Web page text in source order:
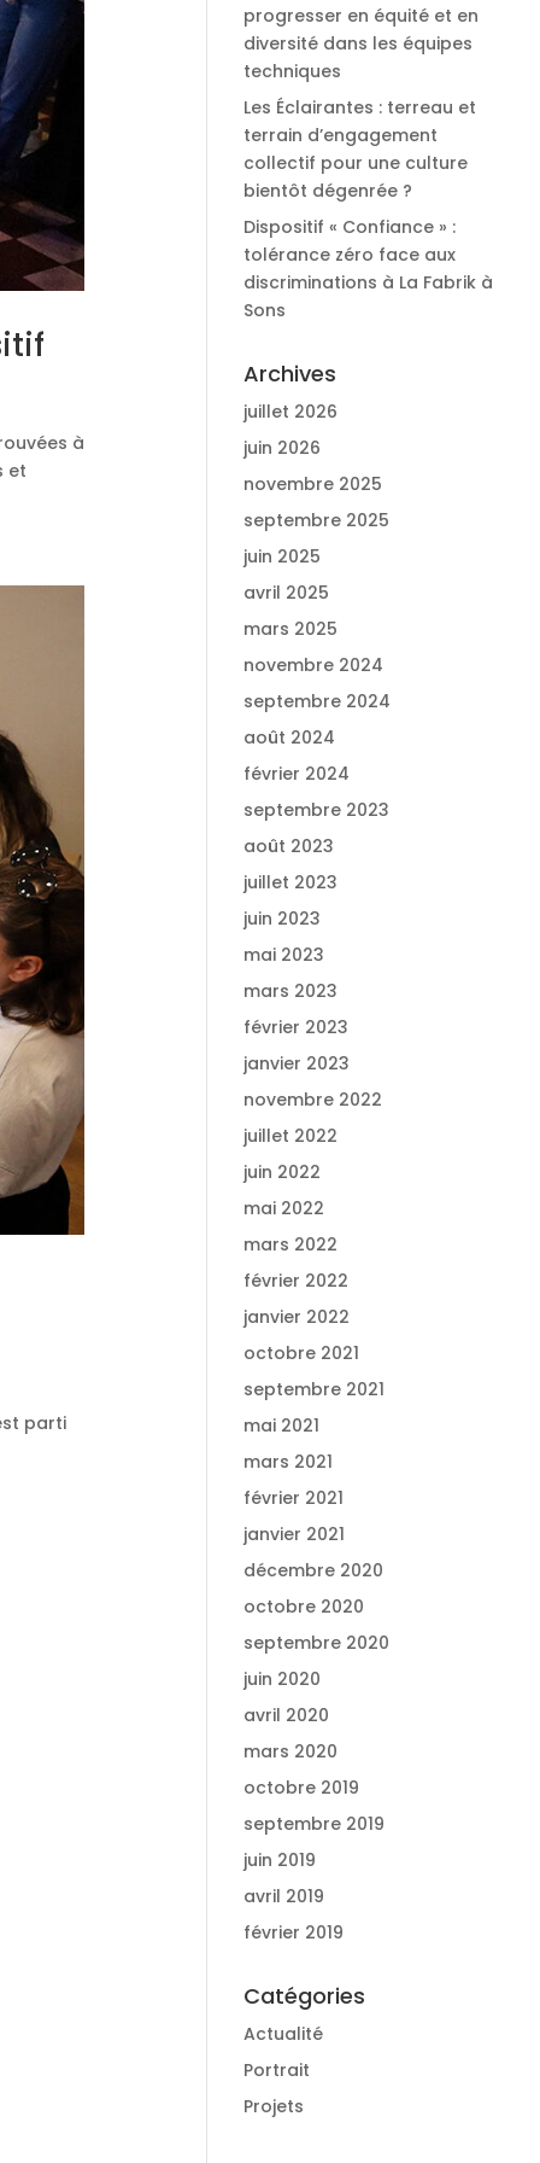
à
et
parti
progresser en équité et en
diversité dans les équipes
techniques
Les Éclairantes : terreau et
terrain d’engagement
collectif pour une culture
bientôt dégenrée ?
Dispositif « Confiance » :
tolérance zéro face aux
discriminations à La Fabrik à
Sons
Archives
juillet 2026
juin 2026
novembre 2025
septembre 2025
juin 2025
avril 2025
mars 2025
novembre 2024
septembre 2024
août 2024
février 2024
septembre 2023
août 2023
juillet 2023
juin 2023
mai 2023
mars 2023
février 2023
janvier 2023
novembre 2022
juillet 2022
juin 2022
mai 2022
mars 2022
février 2022
janvier 2022
octobre 2021
septembre 2021
mai 2021
mars 2021
février 2021
janvier 2021
décembre 2020
octobre 2020
septembre 2020
juin 2020
avril 2020
mars 2020
octobre 2019
septembre 2019
juin 2019
avril 2019
février 2019
Catégories
Actualité
Portrait
Projets